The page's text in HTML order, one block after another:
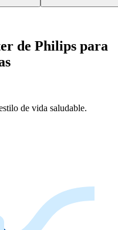
de Philips para
de vida saludable.